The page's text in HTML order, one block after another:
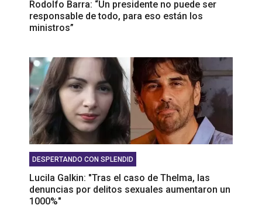
Rodolfo Barra: “Un presidente no puede ser
responsable de todo, para eso están los
ministros”
DESPERTANDO CON SPLENDID
Lucila Galkin: "Tras el caso de Thelma, las
denuncias por delitos sexuales aumentaron un
1000%"